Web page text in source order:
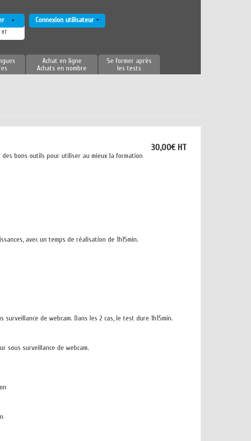
Achat en ligne
Achats en nombre
Se former après
les tests
Connexion utilisateur
30,00€ HT
bons outils pour utiliser au mieux la formation
avec un temps de réalisation de 1h15min.
de webcam. Dans les 2 cas, le test dure 1h15min.
sous surveillance de webcam.